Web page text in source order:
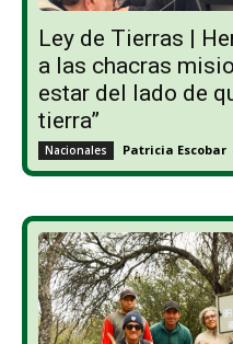
Ley de Tierras |
a las chacras
estar del lado de
tierra”
Nacionales Patricia Escobar